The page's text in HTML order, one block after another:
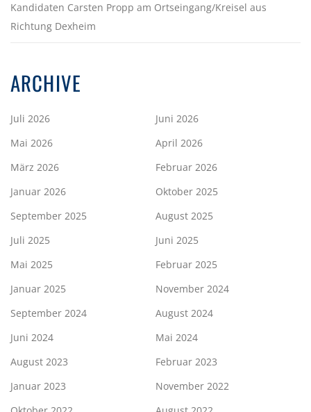
Kandidaten Carsten Propp am Ortseingang/Kreisel aus
Richtung Dexheim
ARCHIVE
Juli 2026
Juni 2026
Mai 2026
April 2026
März 2026
Februar 2026
Januar 2026
Oktober 2025
September 2025
August 2025
Juli 2025
Juni 2025
Mai 2025
Februar 2025
Januar 2025
November 2024
September 2024
August 2024
Juni 2024
Mai 2024
August 2023
Februar 2023
Januar 2023
November 2022